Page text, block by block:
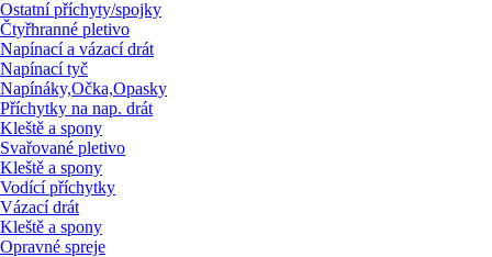
Ostatní příchyty/spojky
Čtyřhranné pletivo
Napínací a vázací drát
Napínací tyč
Napínáky,Očka,Opasky
Příchytky na nap. drát
Kleště a spony
Svařované pletivo
Kleště a spony
Vodící příchytky
Vázací drát
Kleště a spony
Opravné spreje